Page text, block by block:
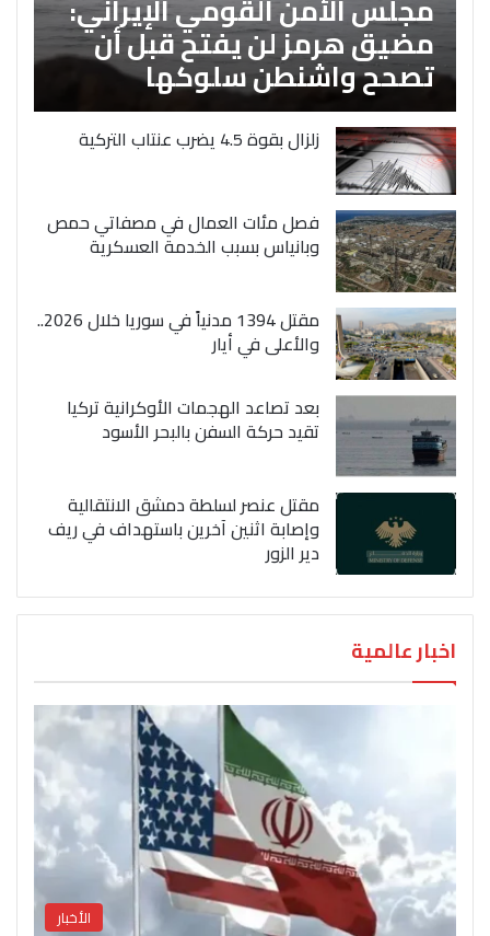
مضيق هرمز لن يفتح قبل أن
تصحح واشنطن سلوكها
زلزال بقوة 4.5 يضرب عنتاب التركية
فصل مئات العمال في مصفاتي حمص
وبانياس بسبب الخدمة العسكرية
مقتل 1394 مدنياً في سوريا خلال 2026..
والأعلى في أيار
بعد تصاعد الهجمات الأوكرانية تركيا
تقيد حركة السفن بالبحر الأسود
مقتل عنصر لسلطة دمشق الانتقالية
وإصابة اثنين آخرين باستهداف في ريف
دير الزور
اخبار عالمية
الأخبار